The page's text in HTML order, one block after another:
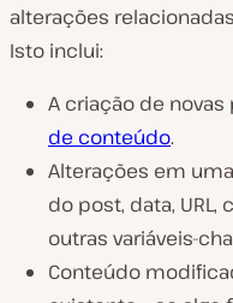
alterações
Isto inclui:
A criação de
de conteúdo.
Alterações em
do post, data,
outras variáveis-
Conteúdo